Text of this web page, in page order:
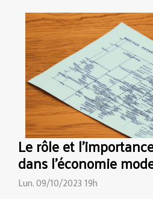
Le rôle et
dans l'économie
Lun. 09/10/2023 19h